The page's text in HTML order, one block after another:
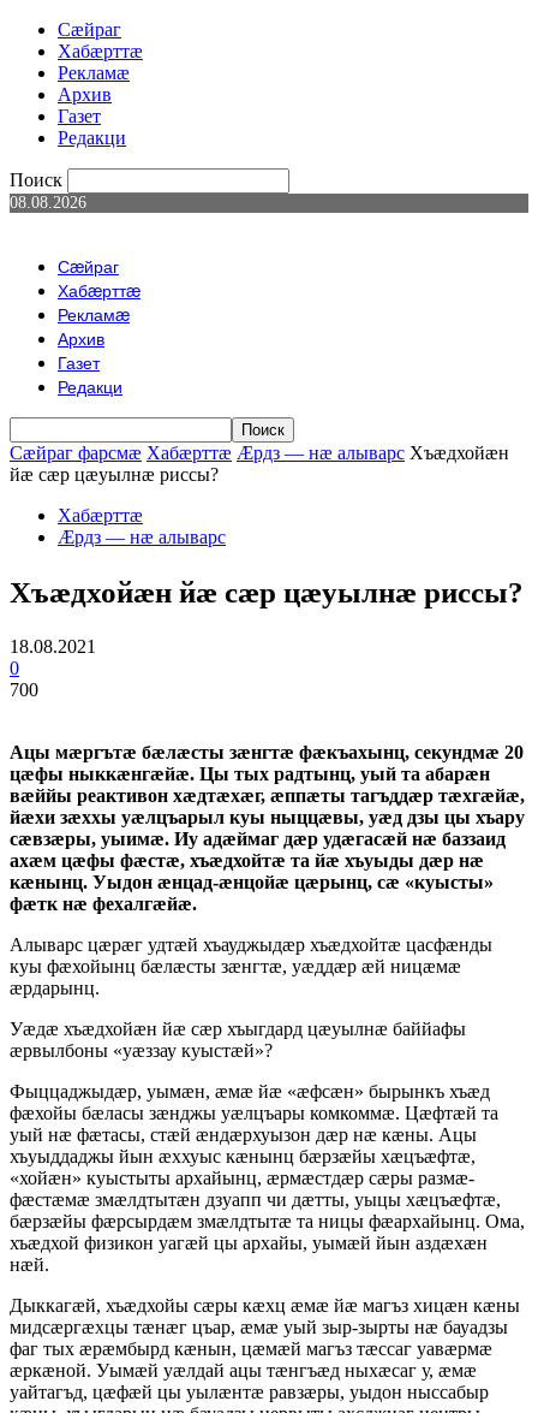
Сæйраг
Хабæрттæ
Рекламæ
Архив
Газет
Редакци
Поиск
08.08.2026
Сæйраг
Хабæрттæ
Рекламæ
Архив
Газет
Редакци
Сæйраг фарсмæ Хабæрттæ Æрдз — нæ алыварс Хъӕдхойӕн
йӕ сӕр цӕуылнӕ риссы?
Хабæрттæ
Æрдз — нæ алыварс
Хъӕдхойӕн йӕ сӕр цӕуылнӕ риссы?
18.08.2021
0
700
Ацы мӕргътӕ бӕлӕсты зӕнгтӕ фӕкъахынц, секундмӕ 20
цӕфы ныккӕнгӕйӕ. Цы тых радтынц, уый та абарӕн
вӕййы реактивон хӕдтӕхӕг, ӕппӕты тагъддӕр тӕхгӕйӕ,
йӕхи зӕххы уӕлцъарыл куы ныццӕвы, уӕд дзы цы хъару
сӕвзӕры, уыимӕ. Иу адӕймаг дӕр удӕгасӕй нӕ баззаид
ахӕм цӕфы фӕстӕ, хъӕдхойтӕ та йӕ хъуыды дӕр нӕ
кӕнынц. Уыдон ӕнцад-ӕнцойӕ цӕрынц, сӕ «куысты»
фӕтк нӕ фехалгӕйӕ.
Алыварс цӕрӕг удтӕй хъауджыдӕр хъӕдхойтӕ цасфӕнды
куы фӕхойынц бӕлӕсты зӕнгтӕ, уӕддӕр ӕй ницӕмӕ
ӕрдарынц.
Уӕдӕ хъӕдхойӕн йӕ сӕр хъыгдард цӕуылнӕ баййафы
ӕрвылбоны «уӕззау куыстӕй»?
Фыццаджыдӕр, уымӕн, ӕмӕ йӕ «ӕфсӕн» бырынкъ хъӕд
фӕхойы бӕласы зӕнджы уӕлцъары комкоммӕ. Цӕфтӕй та
уый нӕ фӕтасы, стӕй ӕндӕрхуызон дӕр нӕ кӕны. Ацы
хъуыддаджы йын ӕххуыс кӕнынц бӕрзӕйы хӕцъӕфтӕ,
«хойӕн» куыстыты архайынц, ӕрмӕстдӕр сӕры размӕ-
фӕстӕмӕ змӕлдтытӕн дзуапп чи дӕтты, уыцы хӕцъӕфтӕ,
бӕрзӕйы фӕрсырдӕм змӕлдтытӕ та ницы фӕархайынц. Ома,
хъӕдхой физикон уагӕй цы архайы, уымӕй йын аздӕхӕн
нӕй.
Дыккагӕй, хъӕдхойы сӕры кӕхц ӕмӕ йӕ магъз хицӕн кӕны
мидсӕргӕхцы тӕнӕг цъар, ӕмӕ уый зыр-зырты нӕ бауадзы
фаг тых ӕрӕмбырд кӕнын, цӕмӕй магъз тӕссаг уавӕрмӕ
ӕркӕной. Уымӕй уӕлдай ацы тӕнгъӕд ныхӕсаг у, ӕмӕ
уайтагъд, цӕфӕй цы уылӕнтӕ равзӕры, уыдон ныссабыр